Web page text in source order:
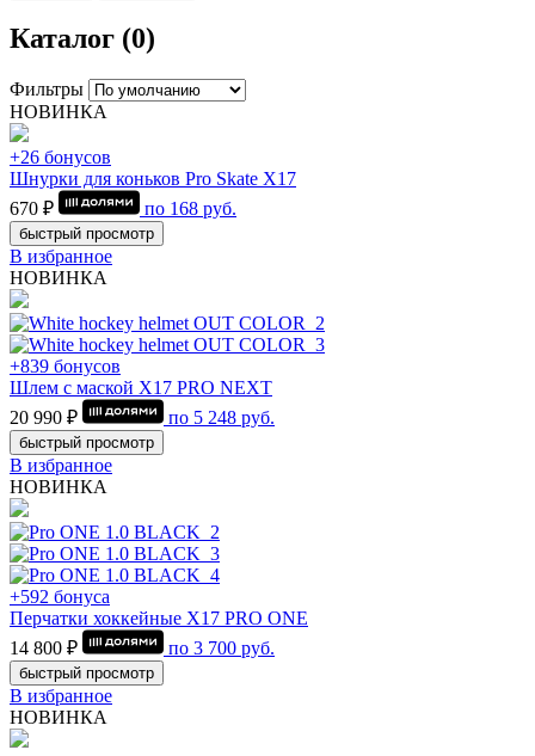
Каталог (0)
Фильтры
НОВИНКА
+26 бонусов
Шнурки для коньков Pro Skate Х17
670 ₽
по 168 руб.
быстрый просмотр
В избранное
НОВИНКА
+839 бонусов
Шлем с маской Х17 PRO NEXT
20 990 ₽
по 5 248 руб.
быстрый просмотр
В избранное
НОВИНКА
+592 бонуса
Перчатки хоккейные Х17 PRO ONE
14 800 ₽
по 3 700 руб.
быстрый просмотр
В избранное
НОВИНКА